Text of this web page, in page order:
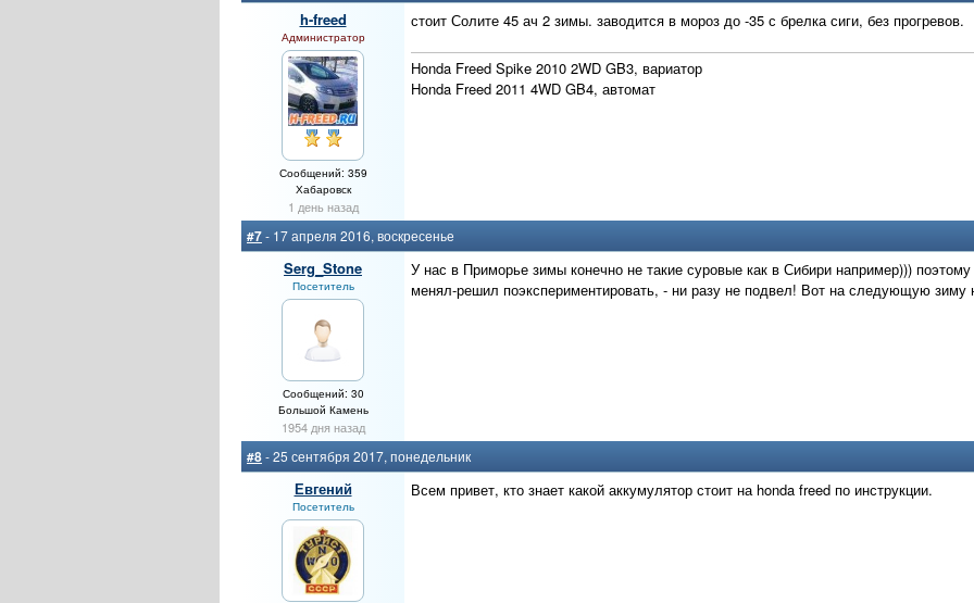
h-freed
Администратор
Сообщений: 359
Хабаровск
1 день назад
стоит Солите 45 ач 2 зимы. заводится в мороз до -35 с брелка сиги, без прогревов.
Honda Freed Spike 2010 2WD GB3, вариатор
Honda Freed 2011 4WD GB4, автомат
#7- 17 апреля 2016, воскресенье
Serg_Stone
Посетитель
Сообщений: 30
Большой Камень
1954 дня назад
У нас в Приморье зимы конечно не такие суровые как в Сибири например)))
менял-решил поэкспериментировать, - ни разу не подвел! Вот на следующую зиму
#8- 25 сентября 2017, понедельник
Евгений
Посетитель
Всем привет, кто знает какой аккумулятор стоит на honda freed по инструкции.